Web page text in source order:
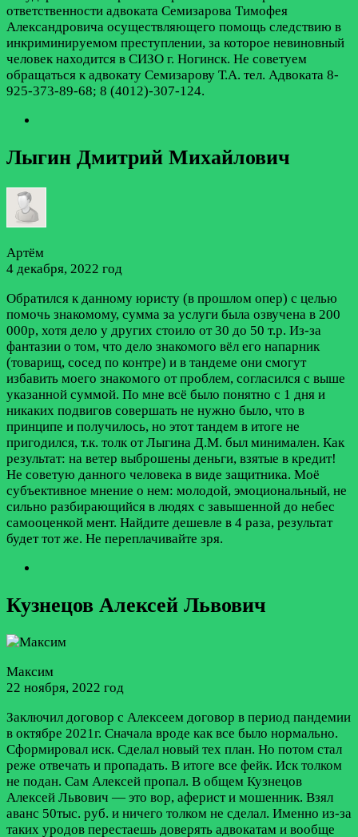
ответственности адвоката Семизарова Тимофея
Александровича осуществляющего помощь следствию в
инкриминируемом преступлении, за которое невиновный
человек находится в СИЗО г. Ногинск. Не советуем
обращаться к адвокату Семизарову Т.А. тел. Адвоката 8-
925-373-89-68; 8 (4012)-307-124.
Лыгин Дмитрий Михайлович
Артём
4 декабря, 2022 год
Обратился к данному юристу (в прошлом опер) с целью
помочь знакомому, сумма за услуги была озвучена в 200
000р, хотя дело у других стоило от 30 до 50 т.р. Из-за
фантазии о том, что дело знакомого вёл его напарник
(товарищ, сосед по контре) и в тандеме они смогут
избавить моего знакомого от проблем, согласился с выше
указанной суммой. По мне всё было понятно с 1 дня и
никаких подвигов совершать не нужно было, что в
принципе и получилось, но этот тандем в итоге не
пригодился, т.к. толк от Лыгина Д.М. был минимален. Как
результат: на ветер выброшены деньги, взятые в кредит!
Не советую данного человека в виде защитника. Моё
субъективное мнение о нем: молодой, эмоциональный, не
сильно разбирающийся в людях с завышенной до небес
самооценкой мент. Найдите дешевле в 4 раза, результат
будет тот же. Не переплачивайте зря.
Кузнецов Алексей Львович
Максим
22 ноября, 2022 год
Заключил договор с Алексеем договор в период пандемии
в октябре 2021г. Сначала вроде как все было нормально.
Сформировал иск. Сделал новый тех план. Но потом стал
реже отвечать и пропадать. В итоге все фейк. Иск толком
не подан. Сам Алексей пропал. В общем Кузнецов
Алексей Львович — это вор, аферист и мошенник. Взял
аванс 50тыс. руб. и ничего толком не сделал. Именно из-за
таких уродов перестаешь доверять адвокатам и вообще